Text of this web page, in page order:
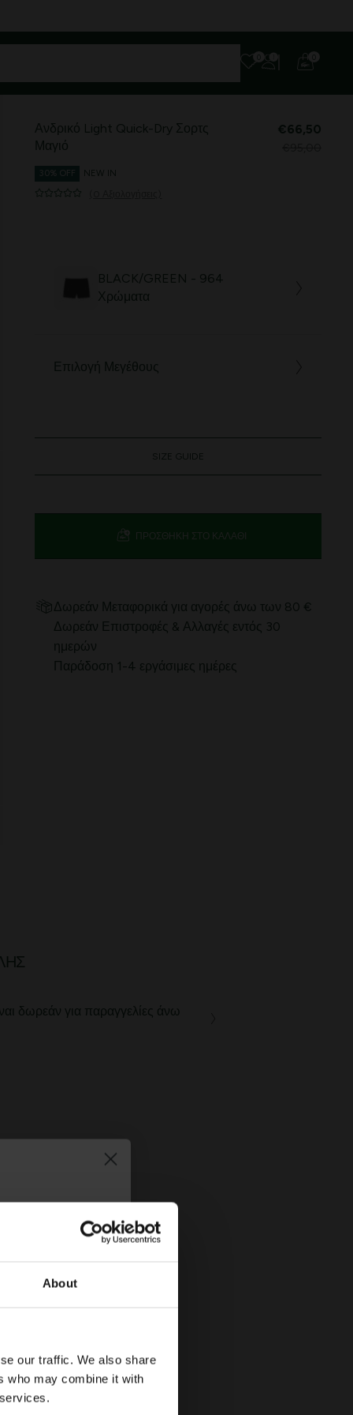
About
our traffic. We also share
who may combine it with
Ανδρικό Light Quick-Dry Σορτς
Μαγιό
€66,50
30% OFF NEW IN
BLACK/GREEN - 964
Χρώματα
Επιλογή Μεγέθους
SIZE GUIDE
ΠΡΟΣΘΉΚΗ ΣΤΟ ΚΑΛΆΘΙ
Δωρεάν Μεταφορικά για αγορές άνω των 80 €
Δωρεάν Επιστροφές & Αλλαγές εντός 30
ημερών
Παράδοση 1-4 εργάσιμες ημέρες
δωρεάν για παραγγελίες άνω